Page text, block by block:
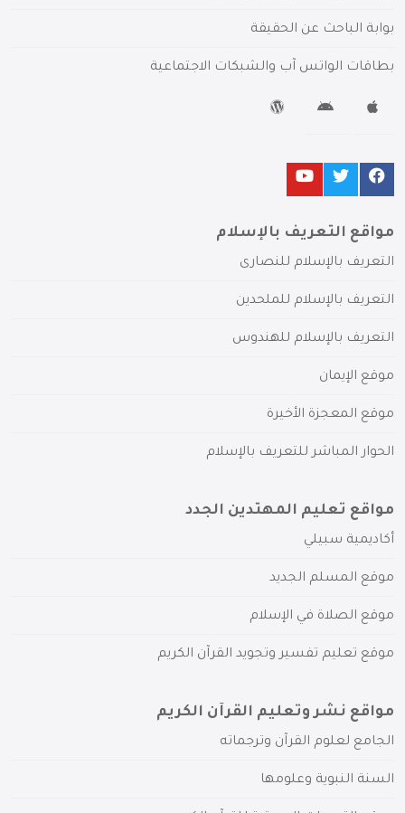
بوابة الباحث عن الحقيقة
بطاقات الواتس آب والشبكات الاجتماعية
مواقع التعريف بالإسلام
التعريف بالإسلام للنصارى
التعريف بالإسلام للملحدين
التعريف بالإسلام للهندوس
موقع الإيمان
موقع المعجزة الأخيرة
الحوار المباشر للتعريف بالإسلام
مواقع تعليم المهتدين الجدد
أكاديمية سبيلي
موقع المسلم الجديد
موقع الصلاة في الإسلام
موقع تعليم تفسير وتجويد القرآن الكريم
مواقع نشر وتعليم القرآن الكريم
الجامع لعلوم القرآن وترجماته
السنة النبوية وعلومها